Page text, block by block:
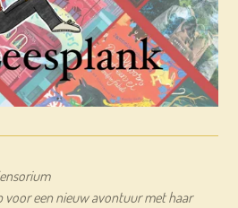
voor een nieuw avontuur met haar